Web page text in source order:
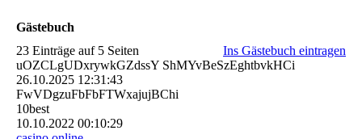
Gästebuch
23 Einträge auf 5 Seiten
Ins Gästebuch eintragen
uOZCLgUDxrywkGZdssY ShMYvBeSzEghtbvkHCi
26.10.2025 12:31:43
FwVDgzuFbFbFTWxajujBChi
10best
10.10.2022 00:10:29